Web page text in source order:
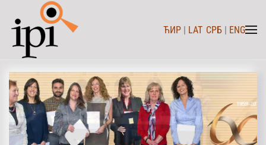
Skip to main content ЋИР | LAT СРБ | ENG